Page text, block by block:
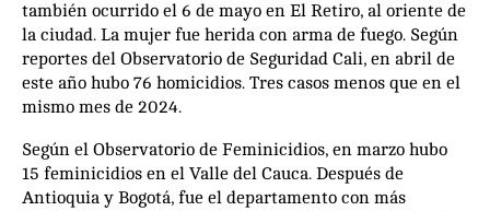
también ocurrido el 6 de mayo en El Retiro, al oriente de
la ciudad. La mujer fue herida con arma de fuego. Según
reportes del Observatorio de Seguridad Cali, en abril de
este año hubo 76 homicidios. Tres casos menos que en el
mismo mes de 2024.
Según el Observatorio de Feminicidios, en marzo hubo
15 feminicidios en el Valle del Cauca. Después de
Antioquia y Bogotá, fue el departamento con más